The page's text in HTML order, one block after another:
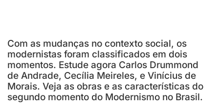
Com as mudanças no contexto social, os
modernistas foram classificados em dois
momentos. Estude agora Carlos Drummond
de Andrade, Cecília Meireles, e Vinícius de
Morais. Veja as obras e as características do
segundo momento do Modernismo no Brasil.